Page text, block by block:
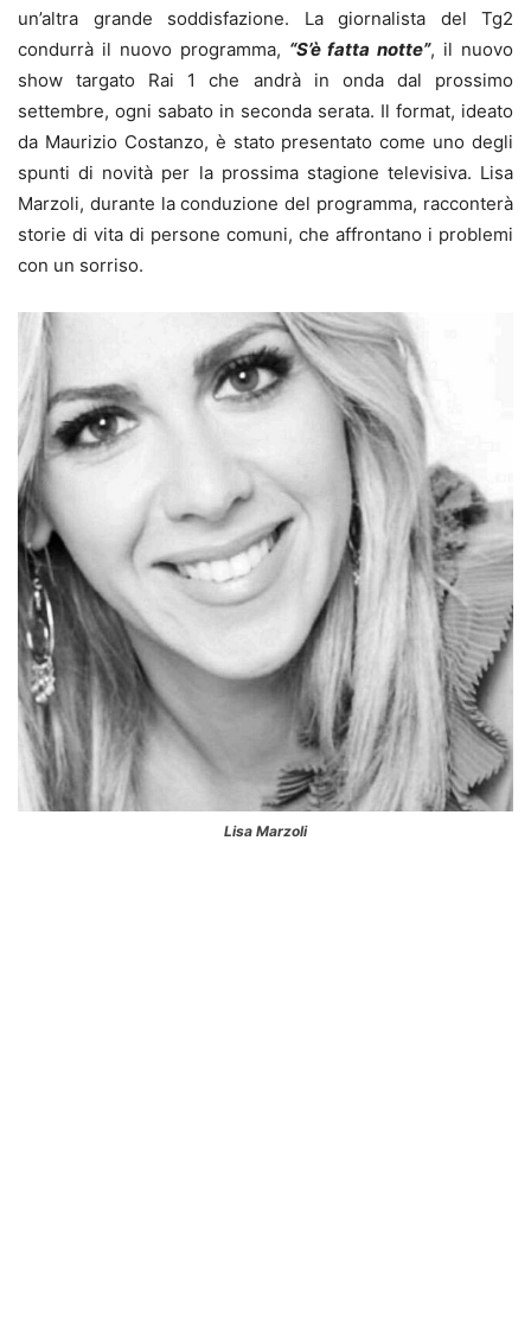
un’altra grande soddisfazione. La giornalista del Tg2
condurrà il nuovo programma, “S’è fatta notte”, il nuovo
show targato Rai 1 che andrà in onda dal prossimo
settembre, ogni sabato in seconda serata. Il format, ideato
da Maurizio Costanzo, è stato presentato come uno degli
spunti di novità per la prossima stagione televisiva. Lisa
Marzoli, durante la conduzione del programma, racconterà
storie di vita di persone comuni, che affrontano i problemi
con un sorriso.
Lisa Marzoli